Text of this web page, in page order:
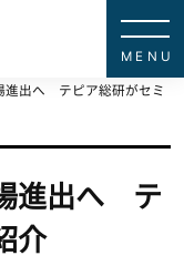
出へ テピア総研がセミ
進出へ テ
介